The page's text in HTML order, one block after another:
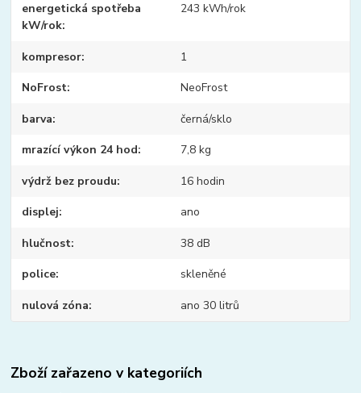
energetická spotřeba
kW/rok
243 kWh/rok
kompresor 1
NoFrost NeoFrost
barva černá/sklo
mrazící výkon 24 hod 7,8 kg
výdrž bez proudu 16 hodin
displej ano
hlučnost 38 dB
police skleněné
nulová zóna ano 30 litrů
Zboží zařazeno v kategoriích